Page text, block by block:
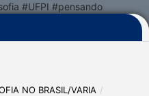
#UFPI #pensando
NO BRASIL/VARIA /